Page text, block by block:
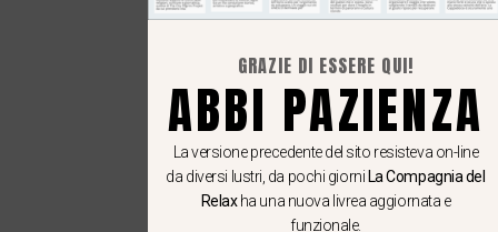
GRAZIE DI ESSERE QUI!
ABBI PAZIENZA
La versione precedente del sito resisteva on-line
da diversi lustri, da pochi giorni La Compagnia del
Relaxha una nuova livrea aggiornata e
funzionale.